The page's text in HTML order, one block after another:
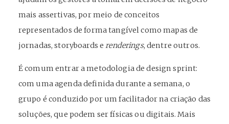
mais assertivas, por meio de conceitos
representados de forma tangível como mapas de
jornadas, storyboards erenderings, dentre outros.
É comum entrar a metodologia de design sprint:
com uma agenda definida durante a semana, o
grupo é conduzido por um facilitador na criação das
soluções, que podem ser físicas ou digitais. Mais